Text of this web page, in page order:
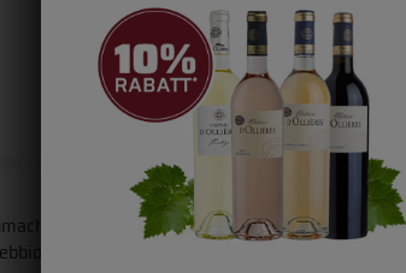
Wissen zu paaren. Man hat sich auf das
Barbera, Moscato, Arneis und Dolcetto und